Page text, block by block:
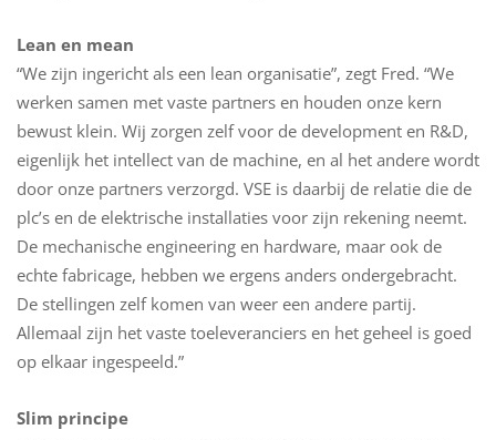
Lean en mean
“We zijn ingericht als een lean organisatie”, zegt Fred. “We
werken samen met vaste partners en houden onze kern
bewust klein. Wij zorgen zelf voor de development en R&D,
eigenlijk het intellect van de machine, en al het andere wordt
door onze partners verzorgd. VSE is daarbij de relatie die de
plc’s en de elektrische installaties voor zijn rekening neemt.
De mechanische engineering en hardware, maar ook de
echte fabricage, hebben we ergens anders ondergebracht.
De stellingen zelf komen van weer een andere partij.
Allemaal zijn het vaste toeleveranciers en het geheel is goed
op elkaar ingespeeld.”
Slim principe